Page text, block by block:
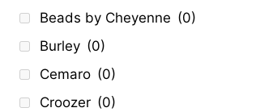
Beads by Cheyenne (0)
Burley (0)
Cemaro (0)
Croozer (0)